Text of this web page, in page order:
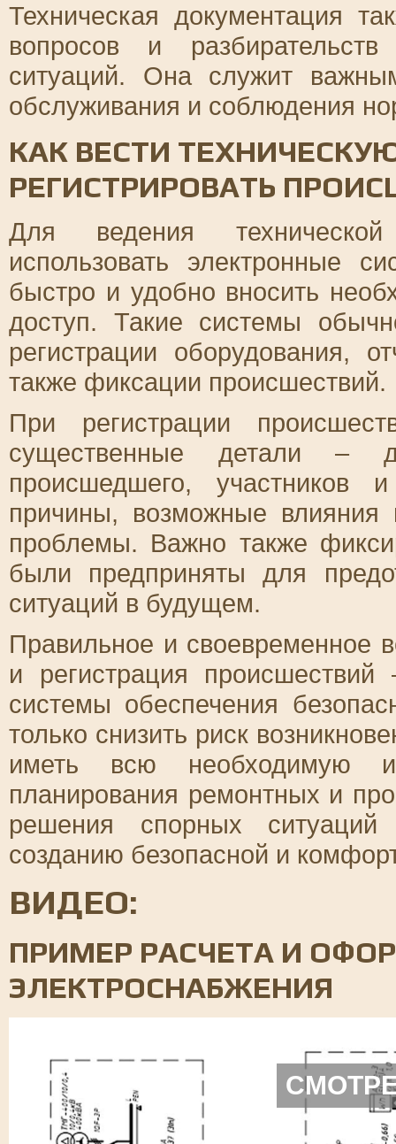
Техническая документация
вопросов и
ситуаций. Она служит важным
обслуживания и соблюдения
КАК ВЕСТИ
РЕГИСТРИРОВАТЬ
Для ведения технической
использовать электронные
быстро и удобно вносить
доступ. Такие системы
регистрации оборудования,
также фиксации происшествий.
При регистрации
существенные детали –
происшедшего, участников
причины, возможные
проблемы. Важно также
были предприняты для
ситуаций в будущем.
Правильное и своевременное
и регистрация
системы обеспечения
только снизить риск
иметь всю необходимую
планирования ремонтных и
решения спорных ситуаций
созданию безопасной и
ВИДЕО:
ПРИМЕР РАСЧЕТА И
ЭЛЕКТРОСНАБЖЕНИЯ